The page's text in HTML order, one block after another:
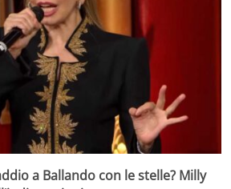
a Ballando con le stelle? Milly